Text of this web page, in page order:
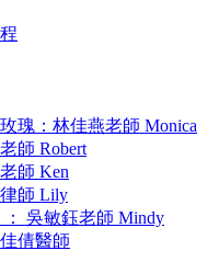
瑰：林佳燕老師 Monica
師 Robert
師 Ken
師 Lily
： 吳敏鈺老師 Mindy
倩醫師